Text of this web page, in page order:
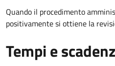
Quando il procedimento
positivamente si ottiene la
Tempi e